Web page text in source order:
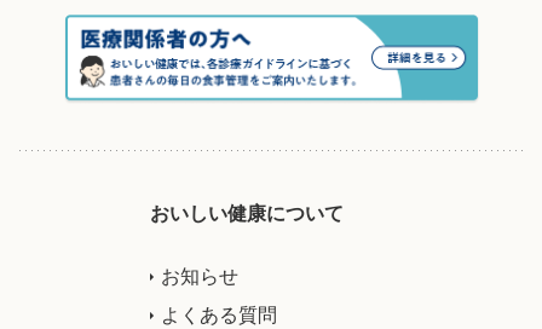
おいしい健康について
お知らせ
よくある質問